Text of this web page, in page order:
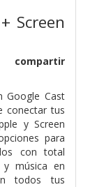
Screen
compartir
Google Cast
conectar tus
y Screen
para
con total
y música en
todos tus